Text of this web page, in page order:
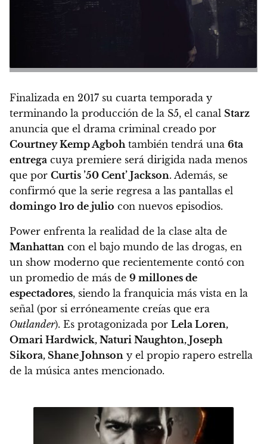
Finalizada en 2017 su cuarta temporada y
terminando la producción de la S5, el canal Starz
anuncia que el drama criminal creado por
Courtney Kemp Agboh también tendrá una 6ta
entrega cuya premiere será dirigida nada menos
que por Curtis ’50 Cent’ Jackson. Además, se
confirmó que la serie regresa a las pantallas el
domingo 1ro de julio con nuevos episodios.
Power enfrenta la realidad de la clase alta de
Manhattan con el bajo mundo de las drogas, en
un show moderno que recientemente contó con
un promedio de más de 9 millones de
espectadores, siendo la franquicia más vista en la
señal (por si erróneamente creías que era
Outlander). Es protagonizada por Lela Loren,
Omari Hardwick, Naturi Naughton, Joseph
Sikora, Shane Johnson y el propio rapero estrella
de la música antes mencionado.